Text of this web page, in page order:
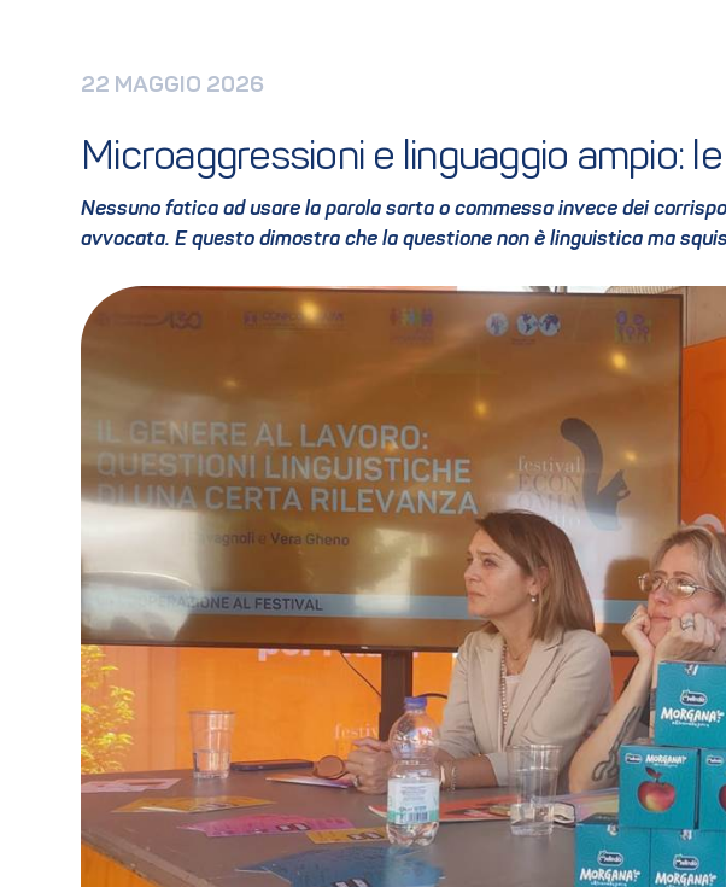
22 MAGGIO 2026
Microaggressioni e linguaggio ampio:
Nessuno fatica ad usare la parola sarta o commessa invece dei
avvocata. E questo dimostra che la questione non è linguistica ma